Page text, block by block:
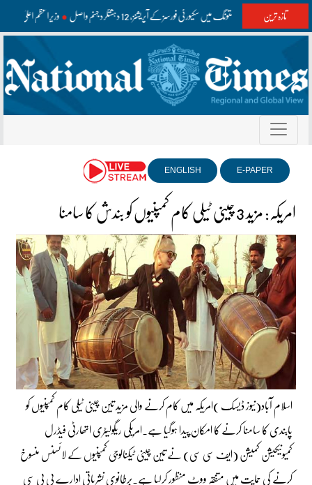
تازہ ترین واشک اور مستونگ میں سکیورٹی فورسز کے آپریشنز، 12 دہشتگرد جہنم واصل وزیراعظم اعلیٰ
E-PAPER
ENGLISH
امریکہ: مزید 3 چینی ٹیلی کام کمپنیوں کو بندش کا سامنا
اسلام آباد(نیوز ڈیسک )امریکہ میں کام کرنے والی مزید تین چینی ٹیلی کام کمپنیوں کو
پابندی کا سامنا کرنے کا امکان پیدا ہوگیا ہے۔امریکی ریگولیٹری اتھارٹی فیڈرل
کمیونیکیشن کمیشن (ایف سی سی) نے تین چینی ٹیکنالوجی کمپنیوں کے لائسنس منسوخ
کرنے کی حمایت میں متفقہ ووٹ منظور کرلیا ہے۔برطانوی نشریاتی ادارے بی بی سی